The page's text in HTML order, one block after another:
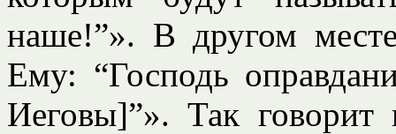
наше!”». В другом
Ему: “Господь
Иеговы]”». Так